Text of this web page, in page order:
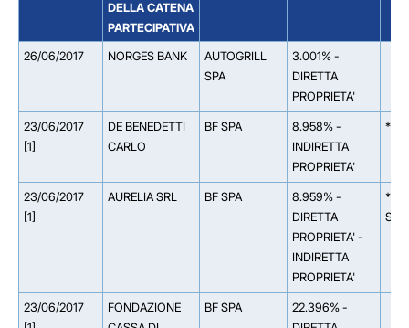
DELLA CATENA
PARTECIPATIVA
26/06/2017 NORGES BANK
AUTOGRILL
SPA
3.001% -
DIRETTA
PROPRIETA'
23/06/2017
[1]
DE BENEDETTI
CARLO
BF SPA
8.958% -
INDIRETTA
PROPRIETA'
**
23/06/2017
[1]
AURELIA SRL BF SPA
8.959% -
DIRETTA
PROPRIETA' -
INDIRETTA
PROPRIETA'
**
SPA
23/06/2017
FONDAZIONE
BF SPA
22.396% -